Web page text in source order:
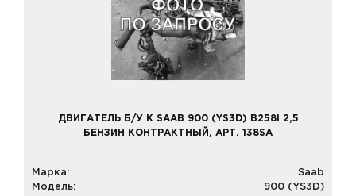
ДВИГАТЕЛЬ Б/У К SAAB 900 (YS3D) B258I 2,5
БЕНЗИН КОНТРАКТНЫЙ, АРТ. 138SA
Марка:
Saab
Модель:
900 (YS3D)